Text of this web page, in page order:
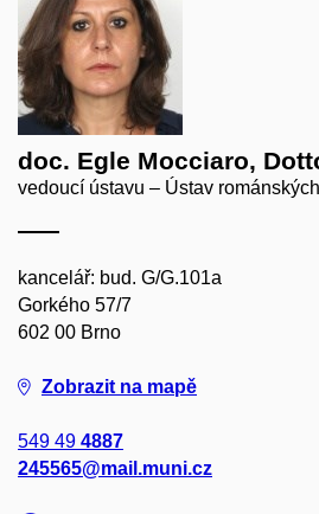
doc. Egle Mocciaro,
vedoucí ústavu – Ústav
kancelář: bud. G/G.101a
Gorkého 57/7
602 00 Brno
Zobrazit na mapě
549 49 4887
245565@mail.muni.cz